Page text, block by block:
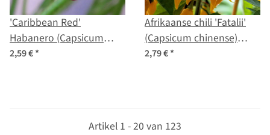
'Caribbean Red'
Habanero (Capsicum
chinense) chilipeper
2,59 €*
Afrikaanse chili 'Fatalii'
(Capsicum chinense)
zaden
2,79 €*
Artikel 1 - 20 van 123